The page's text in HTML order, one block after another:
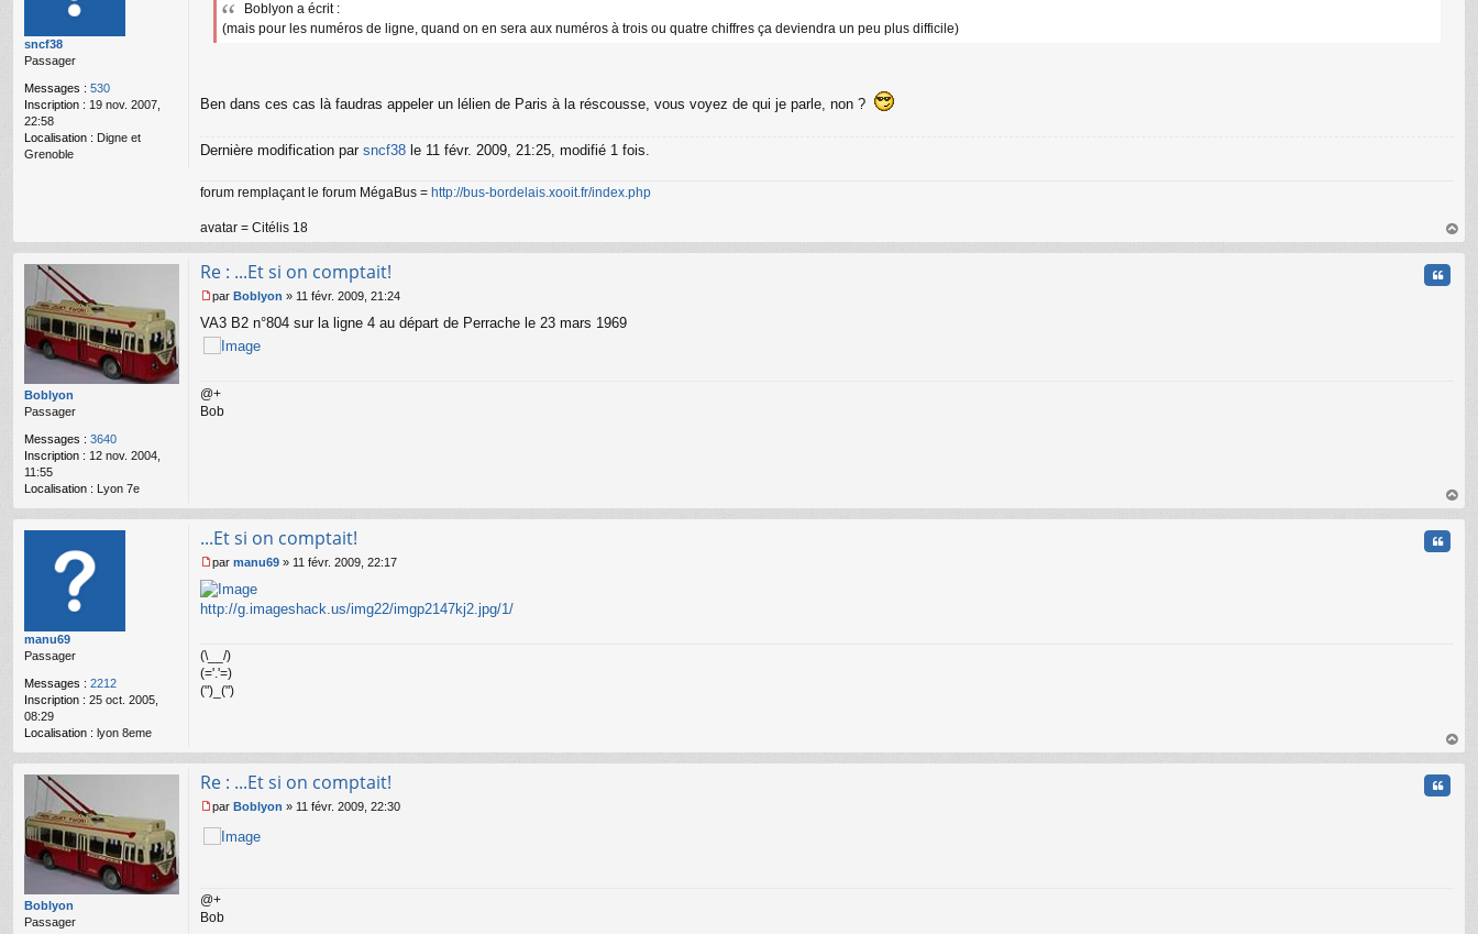
sncf38
Passager
Messages : 530
Inscription : 19 nov. 2007,
22:58
Localisation : Digne et
Grenoble
a
o
Boblyon a écrit :
(mais pour les numéros de ligne, quand on en sera aux numéros à trois ou quatre chiffres ça deviendra un peu plus difficile)
Ben dans ces cas là faudras appeler un lélien de Paris à la réscousse, vous voyez de qui je parle, non ?
Dernière modification par sncf38 le 11 févr. 2009, 21:25, modifié 1 fois.
forum remplaçant le forum MégaBus = http://bus-bordelais.xooit.fr/index.php
avatar = Citélis 18
au
Boblyon
Passager
Messages : 3640
Inscription : 12 nov. 2004,
11:55
Localisation : Lyon 7e
Re : ...Et si on comptait!
e
s
s
g
e
par Boblyon » 11 févr. 2009, 21:24
VA3 B2 n°804 sur la ligne 4 au départ de Perrache le 23 mars 1969
@+
Bob
au
manu69
Passager
Messages : 2212
Inscription : 25 oct. 2005,
08:29
Localisation : lyon 8eme
...Et si on comptait!
e
s
e
n
u
par manu69 » 11 févr. 2009, 22:17
http://g.imageshack.us/img22/imgp2147kj2.jpg/1/
(\__/)
(='.'=)
(")_(")
au
Boblyon
Passager
Re : ...Et si on comptait!
g
e
par Boblyon » 11 févr. 2009, 22:30
@+
Bob